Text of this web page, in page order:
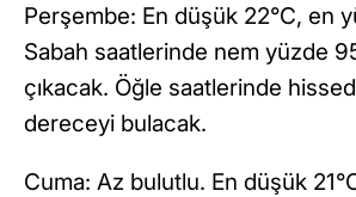
Perşembe: En düşük 22°C, en
Sabah saatlerinde nem yüzde
çıkacak. Öğle saatlerinde
dereceyi bulacak.
Cuma: Az bulutlu. En düşük